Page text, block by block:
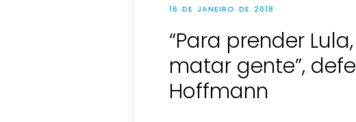
16 DE JANEIRO DE 2018
“Para prender
matar gente”,
Hoffmann